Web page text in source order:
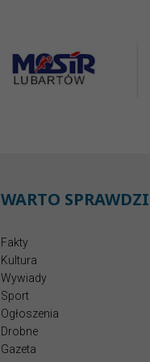
WARTO
Fakty
Kultura
Wywiady
Sport
Ogłoszenia
Drobne
Gazeta